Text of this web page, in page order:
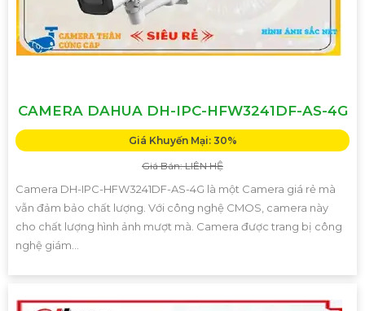
CAMERA DAHUA DH-IPC-HFW3241DF-AS-4G
Giá Khuyến Mại: 30%
Giá Bán: LIÊN HỆ
Camera DH-IPC-HFW3241DF-AS-4G là một Camera giá rẻ mà
vẫn đảm bảo chất lượng. Với công nghệ CMOS, camera này
cho chất lượng hình ảnh mượt mà. Camera được trang bị công
nghệ giám...